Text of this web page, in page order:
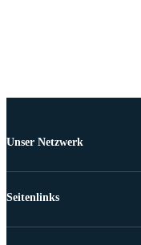
Unser Netzwerk
Seitenlinks